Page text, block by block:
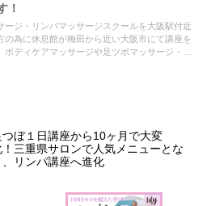
！
ージ・リンパマッサージスクールを大阪駅付近
の為に休息館が梅田から近い大阪市にて講座を
ボディケアマッサージや足ツボマッサージ・リ
つぼ１日講座から10ヶ月で大変
！三重県サロンで人気メニューとな
、リンパ講座へ進化